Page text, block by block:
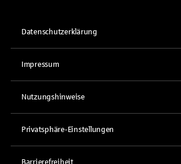
Datenschutzerklärung
Impressum
Nutzungshinweise
Privatsphäre-Einstellungen
Barrierefreiheit